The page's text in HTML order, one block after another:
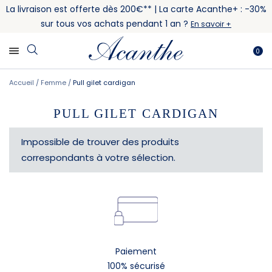
La livraison est offerte dès 200€** | La carte Acanthe+ : -30%
sur tous vos achats pendant 1 an ? En savoir +
0
Accueil Femme Pull gilet cardigan
PULL GILET CARDIGAN
Impossible de trouver des produits
correspondants à votre sélection.
Paiement
100% sécurisé